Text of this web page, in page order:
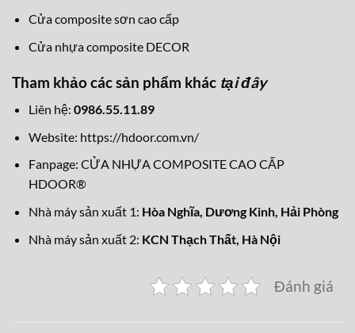
Cửa composite sơn cao cấp
Cửa nhựa composite DECOR
Tham khảo các sản phẩm khác tại đây
Liên hệ: 0986.55.11.89
Website: https://hdoor.com.vn/
Fanpage: CỬA NHỰA COMPOSITE CAO CẤP
HDOOR®
Nhà máy sản xuất 1: Hòa Nghĩa, Dương Kinh, Hải Phòng
Nhà máy sản xuất 2: KCN Thạch Thất, Hà Nội
Đánh giá